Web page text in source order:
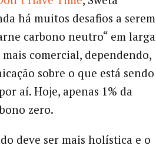
há muitos desafios a serem
carbono neutro“ em larga
comercial, dependendo,
sobre o que está sendo
aí. Hoje, apenas 1% da
zero.
deve ser mais holística e o